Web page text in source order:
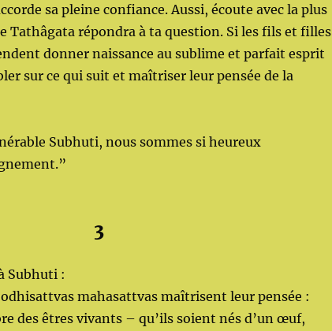
sa pleine confiance. Aussi, écoute avec la plus
Tathâgata répondra à ta question. Si les fils et filles
donner naissance au sublime et parfait esprit
sur ce qui suit et maîtriser leur pensée de la
Subhuti, nous sommes si heureux
3
Subhuti :
mahasattvas maîtrisent leur pensée :
des êtres vivants – qu’ils soient nés d’un œuf,